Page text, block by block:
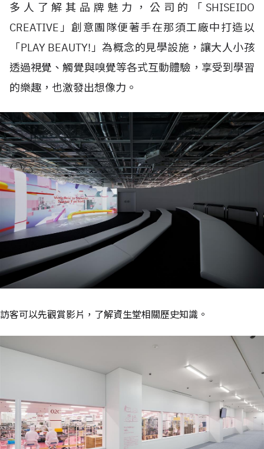
多人了解其品牌魅力，公司的「SHISEIDO
CREATIVE」創意團隊便著手在那須工廠中打造以
「PLAY BEAUTY!」為概念的見學設施，讓大人小孩
透過視覺、觸覺與嗅覺等各式互動體驗，享受到學習
的樂趣，也激發出想像力。
訪客可以先觀賞影片，了解資生堂相關歷史知識。